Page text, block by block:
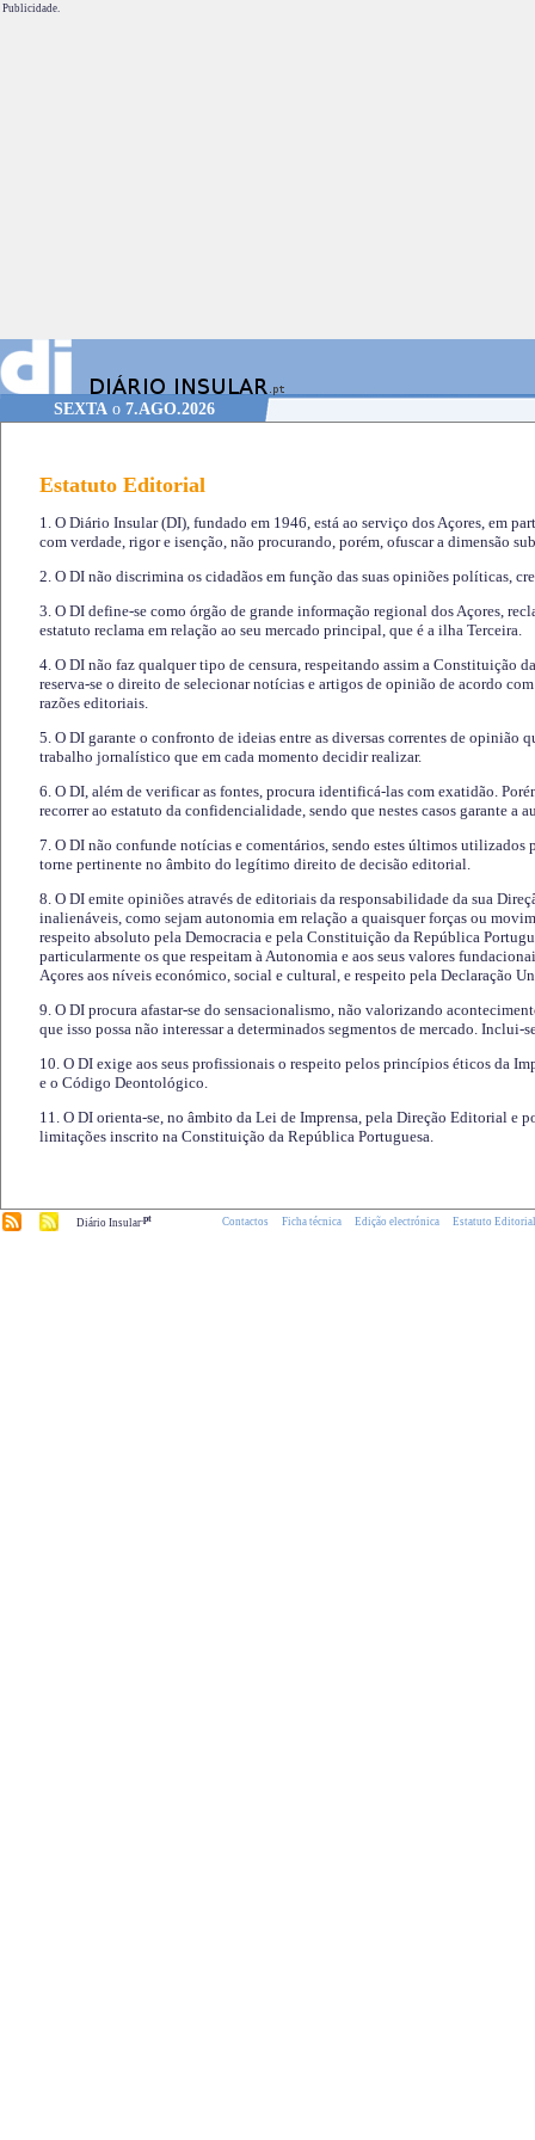
Publicidade.
SEXTA o 7.AGO.2026
Estatuto Editorial
1. O Diário Insular (DI), fundado em 1946, está ao serviço dos Açores, em
com verdade, rigor e isenção, não procurando, porém, ofuscar a dimensão
2. O DI não discrimina os cidadãos em função das suas opiniões políticas,
3. O DI define-se como órgão de grande informação regional dos Açores,
estatuto reclama em relação ao seu mercado principal, que é a ilha Terceira.
4. O DI não faz qualquer tipo de censura, respeitando assim a Constituição
reserva-se o direito de selecionar notícias e artigos de opinião de acordo
razões editoriais.
5. O DI garante o confronto de ideias entre as diversas correntes de opinião
trabalho jornalístico que em cada momento decidir realizar.
6. O DI, além de verificar as fontes, procura identificá-las com exatidão.
recorrer ao estatuto da confidencialidade, sendo que nestes casos garante a
7. O DI não confunde notícias e comentários, sendo estes últimos utilizados
torne pertinente no âmbito do legítimo direito de decisão editorial.
8. O DI emite opiniões através de editoriais da responsabilidade da sua
inalienáveis, como sejam autonomia em relação a quaisquer forças ou
respeito absoluto pela Democracia e pela Constituição da República
particularmente os que respeitam à Autonomia e aos seus valores
Açores aos níveis económico, social e cultural, e respeito pela Declaração
9. O DI procura afastar-se do sensacionalismo, não valorizando
que isso possa não interessar a determinados segmentos de mercado.
10. O DI exige aos seus profissionais o respeito pelos princípios éticos da
e o Código Deontológico.
11. O DI orienta-se, no âmbito da Lei de Imprensa, pela Direção Editorial e
limitações inscrito na Constituição da República Portuguesa.
Diário Insular.pt Contactos Ficha técnica Edição electrónica Estatuto Editorial